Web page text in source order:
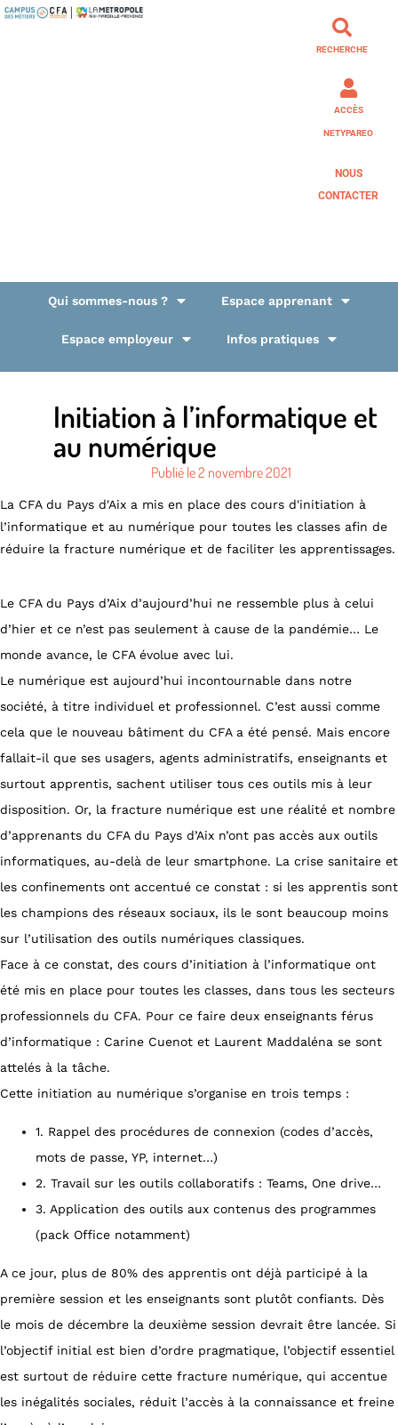
RECHERCHE
ACCÈS
NETYPAREO
NOUS
CONTACTER
Qui sommes-nous ? Espace apprenant
Espace employeur Infos pratiques
Initiation à l’informatique et
au numérique
Publié le2 novembre 2021
La CFA du Pays d'Aix a mis en place des cours d'initiation à
l’informatique et au numérique pour toutes les classes afin de
réduire la fracture numérique et de faciliter les apprentissages.
Le CFA du Pays d’Aix d’aujourd’hui ne ressemble plus à celui
d’hier et ce n’est pas seulement à cause de la pandémie… Le
monde avance, le CFA évolue avec lui.
Le numérique est aujourd’hui incontournable dans notre
société, à titre individuel et professionnel. C’est aussi comme
cela que le nouveau bâtiment du CFA a été pensé. Mais encore
fallait-il que ses usagers, agents administratifs, enseignants et
surtout apprentis, sachent utiliser tous ces outils mis à leur
disposition. Or, la fracture numérique est une réalité et nombre
d’apprenants du CFA du Pays d’Aix n’ont pas accès aux outils
informatiques, au-delà de leur smartphone. La crise sanitaire et
les confinements ont accentué ce constat : si les apprentis sont
les champions des réseaux sociaux, ils le sont beaucoup moins
sur l’utilisation des outils numériques classiques.
Face à ce constat, des cours d’initiation à l’informatique ont
été mis en place pour toutes les classes, dans tous les secteurs
professionnels du CFA. Pour ce faire deux enseignants férus
d’informatique : Carine Cuenot et Laurent Maddaléna se sont
attelés à la tâche.
Cette initiation au numérique s’organise en trois temps :
1. Rappel des procédures de connexion (codes d’accès,
mots de passe, YP, internet…)
2. Travail sur les outils collaboratifs : Teams, One drive…
3. Application des outils aux contenus des programmes
(pack Office notamment)
A ce jour, plus de 80% des apprentis ont déjà participé à la
première session et les enseignants sont plutôt confiants. Dès
le mois de décembre la deuxième session devrait être lancée. Si
l’objectif initial est bien d’ordre pragmatique, l’objectif essentiel
est surtout de réduire cette fracture numérique, qui accentue
les inégalités sociales, réduit l’accès à la connaissance et freine